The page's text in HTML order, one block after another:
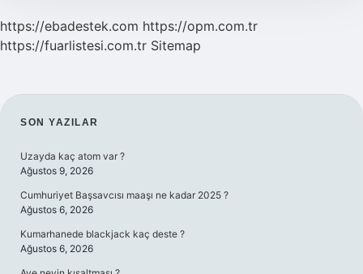
https://ebadestek.com https://opm.com.tr
https://fuarlistesi.com.tr Sitemap
SIDEBAR
SON YAZILAR
Uzayda kaç atom var ?
Ağustos 9, 2026
Cumhuriyet Başsavcısı maaşı ne kadar 2025 ?
Ağustos 6, 2026
Kumarhanede blackjack kaç deste ?
Ağustos 6, 2026